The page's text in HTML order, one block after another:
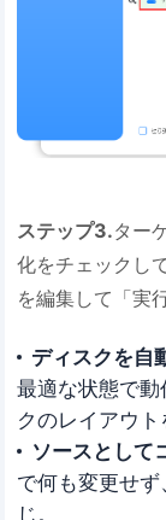
ステップ3.ター
化をチェックし
を編集して「実
ディスクを自
最適な状態で
クのレイアウト
ソースとして
で何も変更せ
じ。